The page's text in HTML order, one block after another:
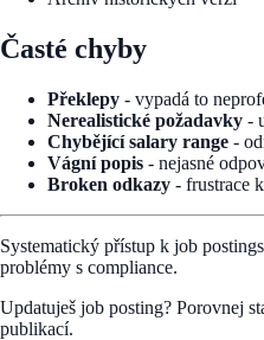
Časté chyby
Překlepy - vypadá to
Nerealistické požadavky -
Chybějící salary range -
Vágní popis - nejasné
Broken odkazy - frustrace
Systematický přístup k job
problémy s compliance.
Updatuješ job posting? Porovnej
publikací.